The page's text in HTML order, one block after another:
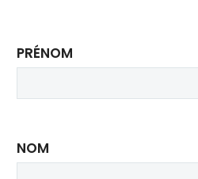
PRÉNOM
NOM